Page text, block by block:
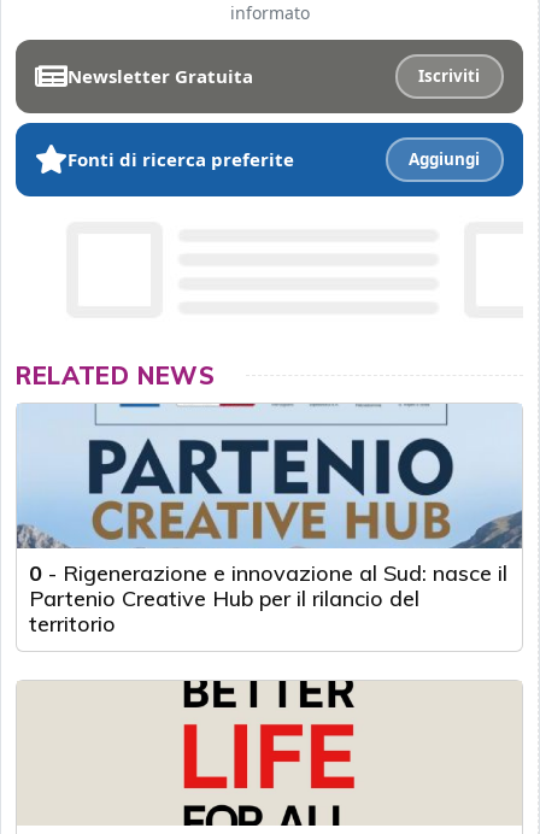
informato
Newsletter Gratuita Iscriviti
Fonti di ricerca preferite Aggiungi
RELATED NEWS
0 - Rigenerazione e innovazione al Sud: nasce il
Partenio Creative Hub per il rilancio del
territorio